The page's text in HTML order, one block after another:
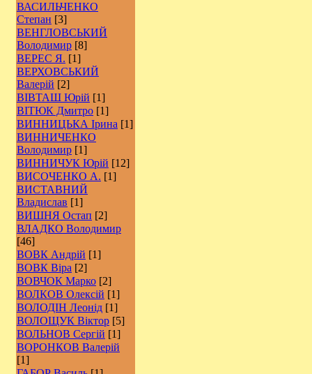
ВАСИЛЬЧЕНКО
Степан [3]
ВЕНГЛОВСЬКИЙ
Володимир [8]
ВЕРЕС Я. [1]
ВЕРХОВСЬКИЙ
Валерій [2]
ВІВТАШ Юрій [1]
ВІТЮК Дмитро [1]
ВИННИЦЬКА Ірина [1]
ВИННИЧЕНКО
Володимир [1]
ВИННИЧУК Юрій [12]
ВИСОЧЕНКО А. [1]
ВИСТАВНИЙ
Владислав [1]
ВИШНЯ Остап [2]
ВЛАДКО Володимир
[46]
ВОВК Андрій [1]
ВОВК Віра [2]
ВОВЧОК Марко [2]
ВОЛКОВ Олексій [1]
ВОЛОДІН Леонід [1]
ВОЛОЩУК Віктор [5]
ВОЛЬНОВ Сергій [1]
ВОРОНКОВ Валерій
[1]